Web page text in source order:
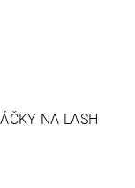
NA LASH